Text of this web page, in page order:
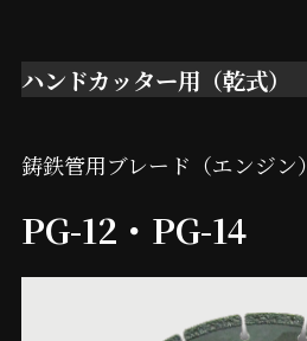
ハンドカッター用（乾式）
鋳鉄管用ブレード（エンジン）
PG-12・PG-14